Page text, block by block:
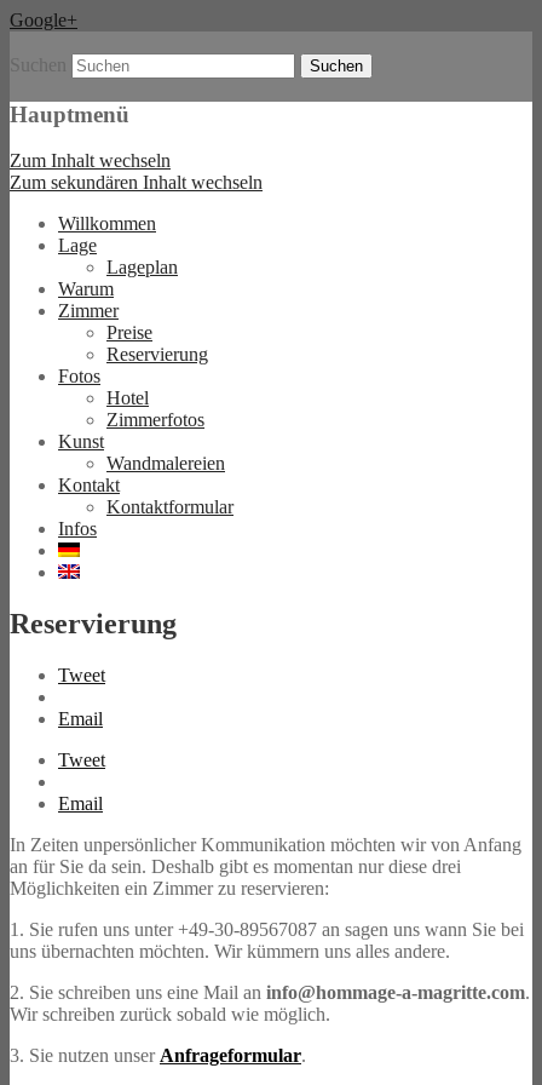
Google+
Hommage à Magritte
Boutique Hotel und B&B in Berlin
Suchen
Hauptmenü
Zum Inhalt wechseln
Zum sekundären Inhalt wechseln
Willkommen
Lage
Lageplan
Warum
Zimmer
Preise
Reservierung
Fotos
Hotel
Zimmerfotos
Kunst
Wandmalereien
Kontakt
Kontaktformular
Infos
Reservierung
Tweet
Email
Tweet
Email
In Zeiten unpersönlicher Kommunikation möchten wir von Anfang
an für Sie da sein. Deshalb gibt es momentan nur diese drei
Möglichkeiten ein Zimmer zu reservieren:
1. Sie rufen uns unter +49-30-89567087 an sagen uns wann Sie bei
uns übernachten möchten. Wir kümmern uns alles andere.
2. Sie schreiben uns eine Mail an info@hommage-a-magritte.com.
Wir schreiben zurück sobald wie möglich.
3. Sie nutzen unser Anfrageformular.